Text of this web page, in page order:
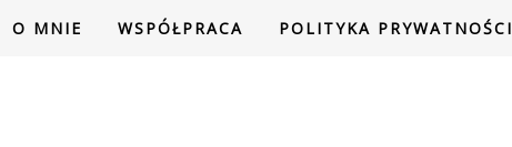
O MNIE WSPÓŁPRACA POLITYKA PRYWATNOŚCI